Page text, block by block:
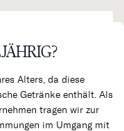
Alters, da diese
Getränke enthält. Als
tragen wir zur
im Umgang mit
Warenkorb